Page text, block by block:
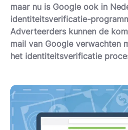
maar nu is Google ook in
identiteitsverificatie-
Adverteerders kunnen de
mail van Google verwachten
het identiteitsverificatie